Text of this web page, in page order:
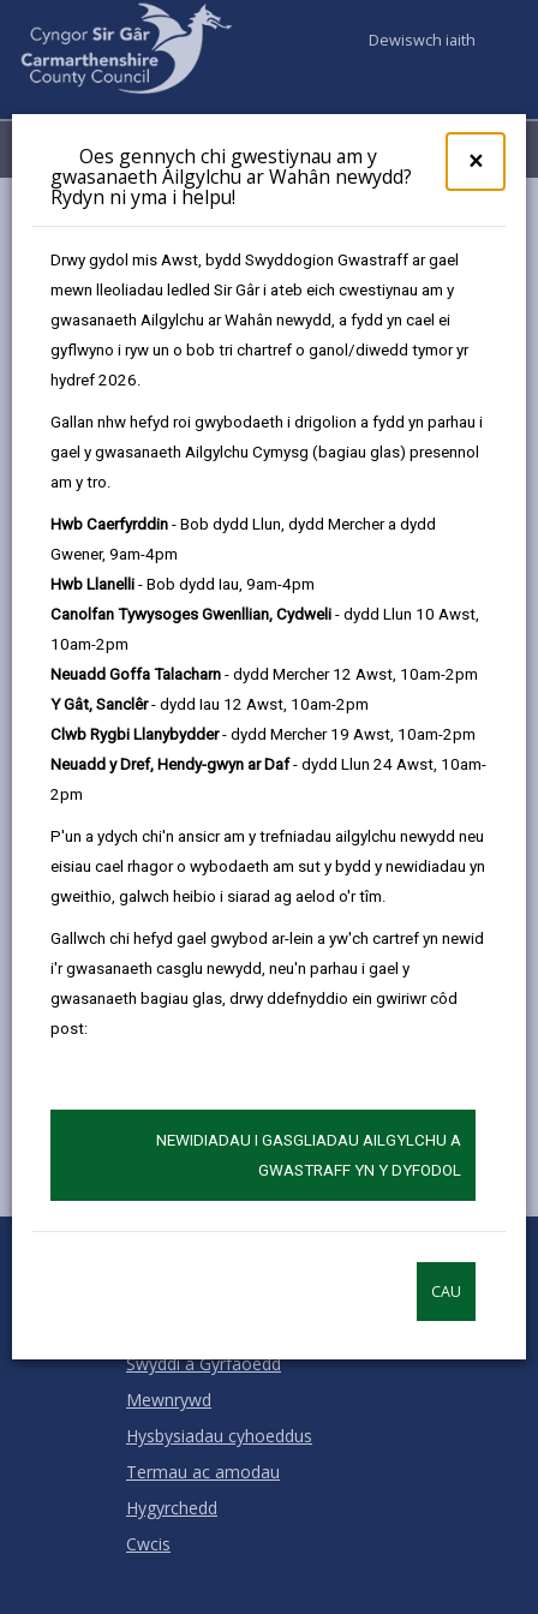
×
Oes gennych chi gwestiynau am y
gwasanaeth Ailgylchu ar Wahân newydd?
Rydyn ni yma i helpu!
Drwy gydol mis Awst, bydd Swyddogion Gwastraff ar gael
mewn lleoliadau ledled Sir Gâr i ateb eich cwestiynau am y
gwasanaeth Ailgylchu ar Wahân newydd, a fydd yn cael ei
gyflwyno i ryw un o bob tri chartref o ganol/diwedd tymor yr
hydref 2026.
Gallan nhw hefyd roi gwybodaeth i drigolion a fydd yn parhau i
gael y gwasanaeth Ailgylchu Cymysg (bagiau glas) presennol
am y tro.
Hwb Caerfyrddin - Bob dydd Llun, dydd Mercher a dydd
Gwener, 9am-4pm
Hwb Llanelli - Bob dydd Iau, 9am-4pm
Canolfan Tywysoges Gwenllian, Cydweli - dydd Llun 10 Awst,
10am-2pm
Neuadd Goffa Talacharn - dydd Mercher 12 Awst, 10am-2pm
Y Gât, Sanclêr- dydd Iau 12 Awst, 10am-2pm
Clwb Rygbi Llanybydder- dydd Mercher 19 Awst, 10am-2pm
Neuadd y Dref, Hendy-gwyn ar Daf- dydd Llun 24 Awst, 10am-
2pm
P'un a ydych chi'n ansicr am y trefniadau ailgylchu newydd neu
eisiau cael rhagor o wybodaeth am sut y bydd y newidiadau yn
gweithio, galwch heibio i siarad ag aelod o'r tîm.
Gallwch chi hefyd gael gwybod ar-lein a yw'ch cartref yn newid
i'r gwasanaeth casglu newydd, neu'n parhau i gael y
gwasanaeth bagiau glas, drwy ddefnyddio ein gwiriwr côd
post:
NEWIDIADAU I GASGLIADAU AILGYLCHU A
GWASTRAFF YN Y DYFODOL
CAU
Dewiswch iaith
Dewislen
Rhaglen Moderneiddio Addysg Sir Gâr
Buddsoddiad Ysgolion Cynradd
Ysgol Gymraeg Brynsierfel
Ysgol Gymraeg Brynsierfel
Brynsierfel, Llanelli, SA14 9HD
01554 758582
admin@brynsierfel.ysgolccc.org.uk
Golwg ar y Prosiect
Roedd y prosiect hwn yn cynnwys ysgol
gynradd newydd gyda 210 o leoedd i
ddisgyblion cynradd a 30 o leoedd meithrin.
Mae adeilad newydd yr ysgol yn darparu
cyfleusterau ac ystafelloedd o'r radd flaenaf i
ddisgyblion a staff.
Contractiwr
KIER Construction Ltd
5 Medi 2011
Stars
RATING
Swyddi a Gyrfaoedd
Mewnrywd
Hysbysiadau cyhoeddus
Termau ac amodau
Hygyrchedd
Cwcis